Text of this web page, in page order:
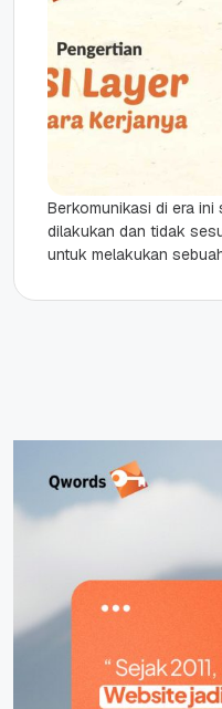
Berkomunikasi di era ini
dilakukan dan tidak
untuk melakukan